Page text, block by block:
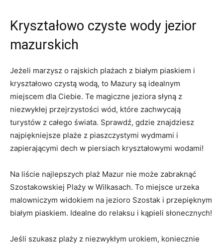
Kryształowo czyste wody jezior
mazurskich
Jeżeli marzysz o​ rajskich ‍plażach z białym piaskiem i
kryształowo czystą wodą, to Mazury są idealnym
miejscem dla Ciebie.​ Te magiczne jeziora słyną z
niezwykłej przejrzystości wód, które ⁤zachwycają
turystów z całego świata. Sprawdź, gdzie znajdziesz
najpiękniejsze⁢ plaże z piaszczystymi wydmami i
zapierającymi dech w⁣ piersiach ⁤kryształowymi ⁢wodami!
Na liście najlepszych plaż Mazur nie może zabraknąć
‍Szostakowskiej Plaży w Wilkasach. To miejsce⁢ urzeka
malowniczym widokiem na jezioro Szostak i przepięknym
białym piaskiem. Idealne do relaksu ​i kąpieli ‍słonecznych!
Jeśli szukasz plaży z niezwykłym urokiem, koniecznie